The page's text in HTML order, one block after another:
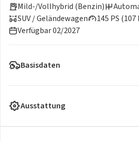
Mild-/Vollhybrid (Benzin)
145 PS (107
SUV / Geländewagen
Verfügbar 02/2027
Basisdaten
Ausstattung